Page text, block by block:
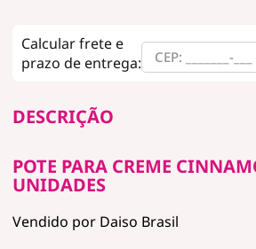
DESCRIÇÃO
POTE PARA CREME
UNIDADES
Vendido por Daiso Brasil